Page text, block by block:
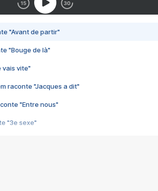
"Avant de partir"
"Bouge de là"
vais vite"
raconte "Jacques a dit"
"Entre nous"
"3e sexe"